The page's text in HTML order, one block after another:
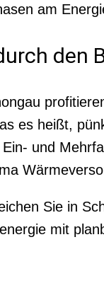
am
den
es heißt,
und
Sie in
mit